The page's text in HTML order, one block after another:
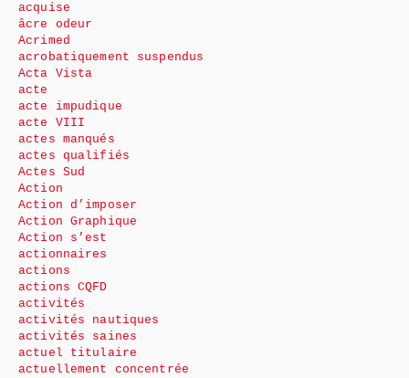
acquise
âcre odeur
Acrimed
acrobatiquement suspendus
Acta Vista
acte
acte impudique
acte VIII
actes manqués
actes qualifiés
Actes Sud
Action
Action d’imposer
Action Graphique
Action s’est
actionnaires
actions
actions CQFD
activités
activités nautiques
activités saines
actuel titulaire
actuellement concentrée